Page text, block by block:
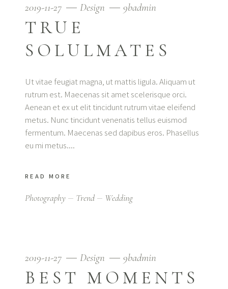
2019-11-27 Design 9badmin
TRUE
SOLULMATES
Ut vitae feugiat magna, ut mattis ligula. Aliquam ut
rutrum est. Maecenas sit amet scelerisque orci.
Aenean et ex ut elit tincidunt rutrum vitae eleifend
metus. Nunc tincidunt venenatis tellus euismod
fermentum. Maecenas sed dapibus eros. Phasellus
eu mi metus.
READ MORE
Photography Trend Wedding
2019-11-27 Design 9badmin
BEST MOMENTS